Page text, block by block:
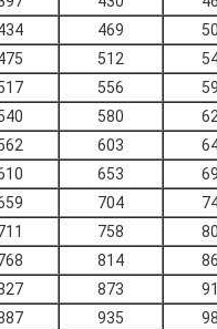
469
512
556
580
603
653
704
758
814
873
935